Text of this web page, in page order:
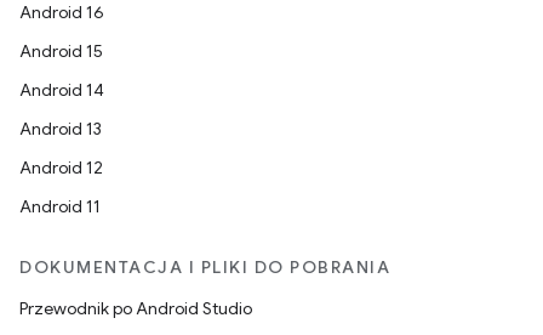
Android 16
Android 15
Android 14
Android 13
Android 12
Android 11
DOKUMENTACJA I PLIKI DO POBRANIA
Przewodnik po Android Studio